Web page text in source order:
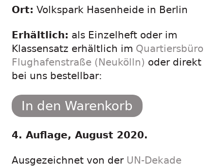
Ort: Volkspark Hasenheide in Berlin
Erhältlich: als Einzelheft oder im
Klassensatz erhältlich im Quartiersbüro
Flughafenstraße (Neukölln) oder direkt
bei uns bestellbar:
In den Warenkorb
4. Auflage, August 2020.
Ausgezeichnet von der UN-Dekade